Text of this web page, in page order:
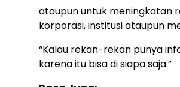
ataupun untuk meningkatan
korporasi, institusi ataupun
“Kalau rekan-rekan punya
karena itu bisa di siapa saja.”